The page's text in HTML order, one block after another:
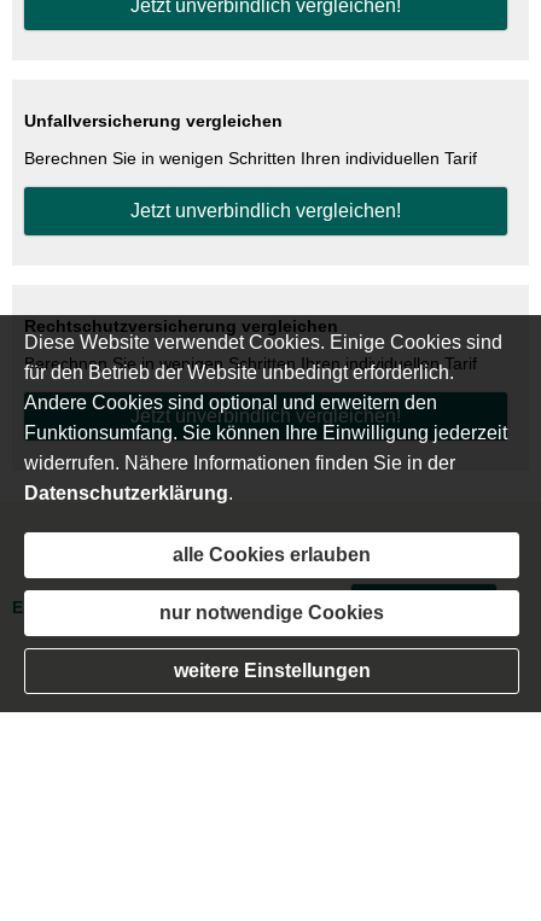
Jetzt unverbindlich ver­gleichen!
Unfall­ver­si­che­rung ver­gleichen
Berechnen Sie in wenigen Schritten Ihren individuellen Tarif
Jetzt unverbindlich ver­gleichen!
Rechtschutzversicherung ver­gleichen
Berechnen Sie in wenigen Schritten Ihren individuellen Tarif
Jetzt unverbindlich ver­gleichen!
Rechtliche Hinweise·Datenschutz
Erstinformation Beschwerden·Cookies Vertrag widerrufen
Diese Website verwendet Cookies. Einige Cookies sind
für den Betrieb der Website unbedingt erforderlich.
Andere Cookies sind optional und erweitern den
Funktionsumfang. Sie können Ihre Einwilligung jederzeit
widerrufen. Nähere Informationen finden Sie in der
Datenschutzerklärung.
alle Cookies erlauben
nur notwendige Cookies
weitere Einstellungen